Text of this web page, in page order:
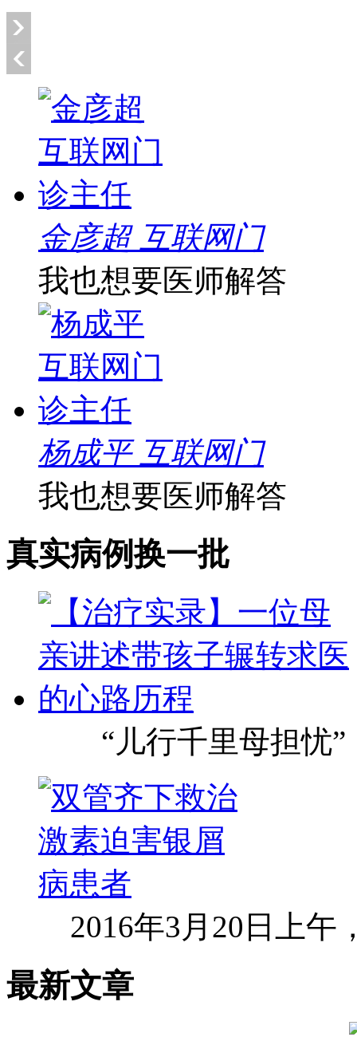
金彦超 互联网门
我也想要医师解答
杨成平 互联网门
我也想要医师解答
真实病例换一批
“儿行千里母担忧”
2016年3月20日上午
最新文章